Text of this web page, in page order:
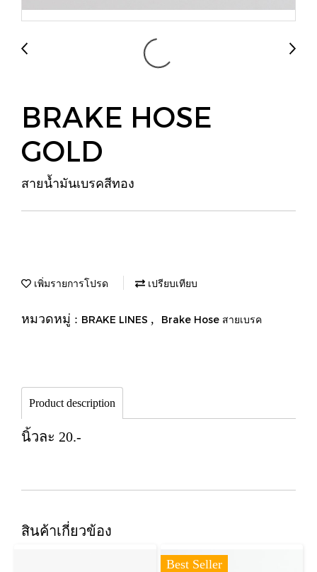
BRAKE HOSE
GOLD
สายน้ำมันเบรคสีทอง
เพิ่มรายการโปรด เปรียบเทียบ
หมวดหมู่ : BRAKE LINES , Brake Hose สายเบรค
Product description
นิ้วละ 20.-
สินค้าเกี่ยวข้อง
Best Seller